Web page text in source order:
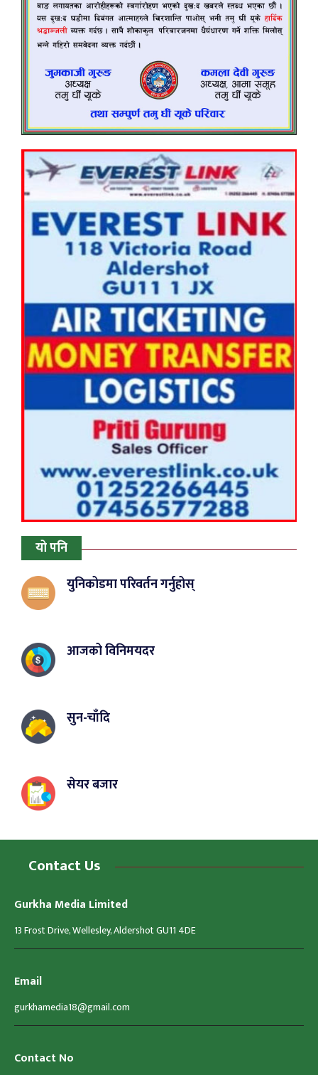
यो पनि
युनिकोडमा परिवर्तन गर्नुहोस्
आजको विनिमयदर
सुन-चाँदि
सेयर बजार
Contact Us
Gurkha Media Limited
13 Frost Drive, Wellesley, Aldershot GU11 4DE
Email
gurkhamedia18@gmail.com
Contact No